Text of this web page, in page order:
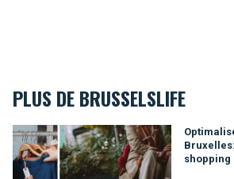
PLUS DE BRUSSELSLIFE
shopping
Optimalisez vos dépenses à